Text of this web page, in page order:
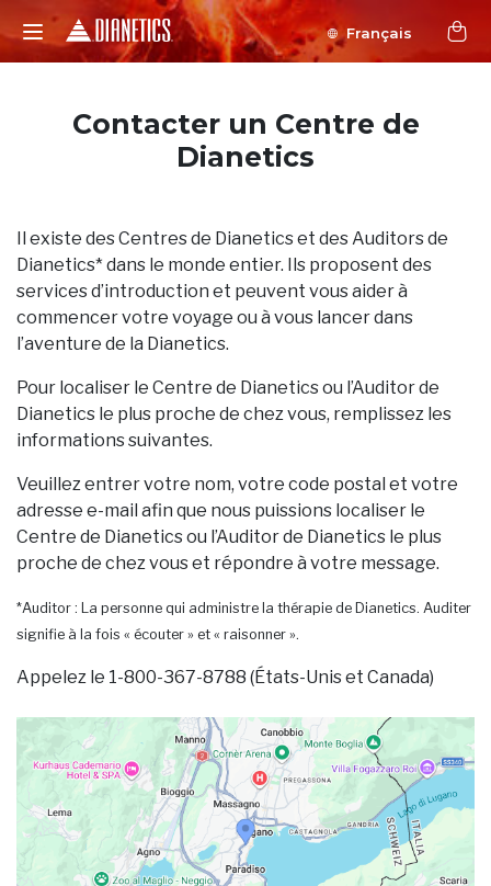
Français
Contacter un Centre de
Dianetics
Il existe des Centres de Dianetics et des Auditors de
Dianetics* dans le monde entier. Ils proposent des
services d’introduction et peuvent vous aider à
commencer votre voyage ou à vous lancer dans
l’aventure de la Dianetics.
Pour localiser le Centre de Dianetics ou l’Auditor de
Dianetics le plus proche de chez vous, remplissez les
informations suivantes.
Veuillez entrer votre nom, votre code postal et votre
adresse e-mail afin que nous puissions localiser le
Centre de Dianetics ou l’Auditor de Dianetics le plus
proche de chez vous et répondre à votre message.
*Auditor : La personne qui administre la thérapie de Dianetics. Auditer
signifie à la fois « écouter » et « raisonner ».
Appelez le 1-800-367-8788 (États-Unis et Canada)